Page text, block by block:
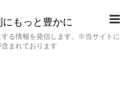
もっと豊かに
る情報を発信します。※当サイトに
まれております